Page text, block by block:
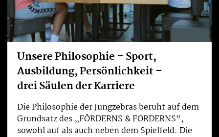
Unsere Philosophie – Sport,
Ausbildung, Persönlichkeit –
drei Säulen der Karriere
Die Philosophie der Jungzebras beruht auf dem
Grundsatz des „FÖRDERNS & FORDERNS“,
sowohl auf als auch neben dem Spielfeld. Die